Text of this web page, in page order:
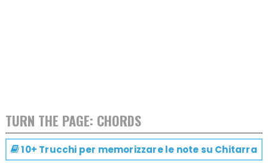
TURN THE PAGE: CHORDS
10+ Trucchi per memorizzare le note su Chitarra